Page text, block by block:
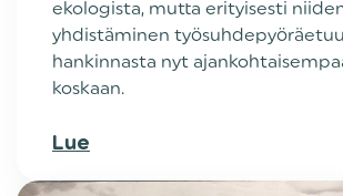
ekologista, mutta erityisesti
yhdistäminen
hankinnasta nyt
koskaan.
Lue